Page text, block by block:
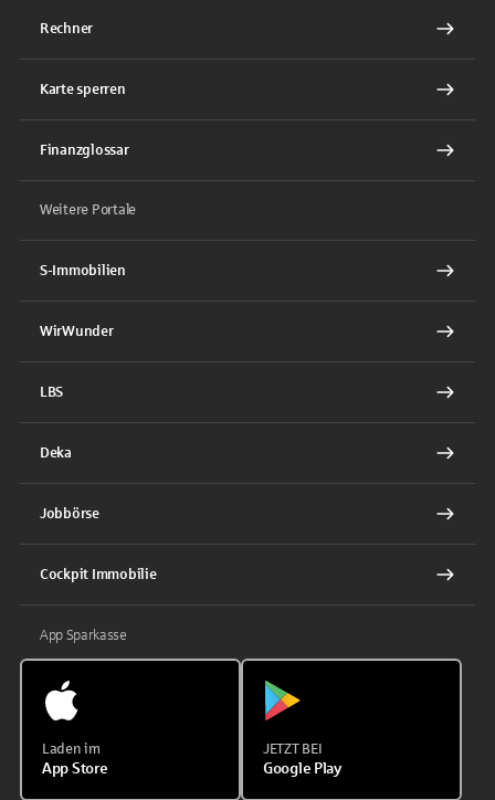
Rechner
Karte sperren
Finanzglossar
Weitere Portale
S-Immobilien
WirWunder
LBS
Deka
Jobbörse
Cockpit Immobilie
App Sparkasse
Laden im
App Store
JETZT BEI
Google Play